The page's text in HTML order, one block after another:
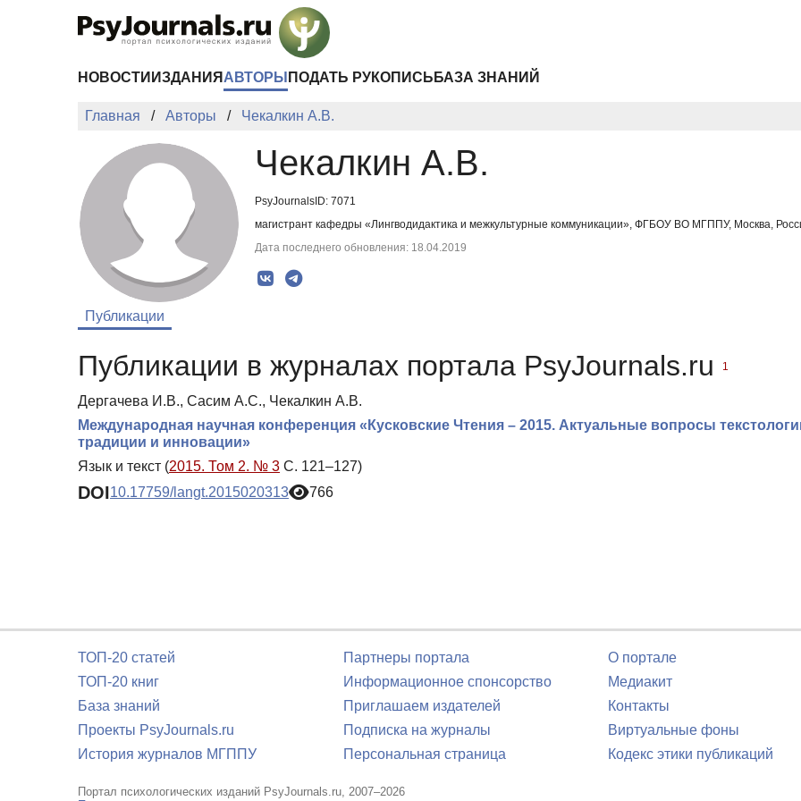
НОВОСТИ ИЗДАНИЯ АВТОРЫ ПОДАТЬ РУКОПИСЬ БАЗА ЗНАНИЙ
Главная Авторы Чекалкин А.В.
Чекалкин А.В.
PsyJournalsID: 7071
магистрант кафедры «Лингводидактика и межкультурные коммуникации», ФГБОУ ВО МГППУ, Москва,
Дата последнего обновления: 18.04.2019
Публикации
Публикации в журналах портала PsyJournals.ru 1
Дергачева И.В., Сасим А.С., Чекалкин А.В.
Международная научная конференция «Кусковские Чтения – 2015. Актуальные вопросы
традиции и инновации»
Язык и текст (2015. Том 2. № 3 С. 121–127)
DOI10.17759/langt.2015020313 766
ТОП-20 статей
ТОП-20 книг
База знаний
Проекты PsyJournals.ru
История журналов МГППУ
Партнеры портала
Информационное спонсорство
Приглашаем издателей
Подписка на журналы
Персональная страница
О портале
Медиакит
Контакты
Виртуальные фоны
Кодекс этики публикаций
Портал психологических изданий PsyJournals.ru, 2007–2026